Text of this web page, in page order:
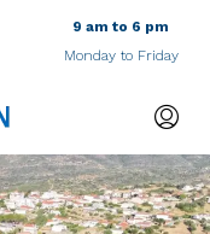
9 am to 6 pm
Monday to Friday